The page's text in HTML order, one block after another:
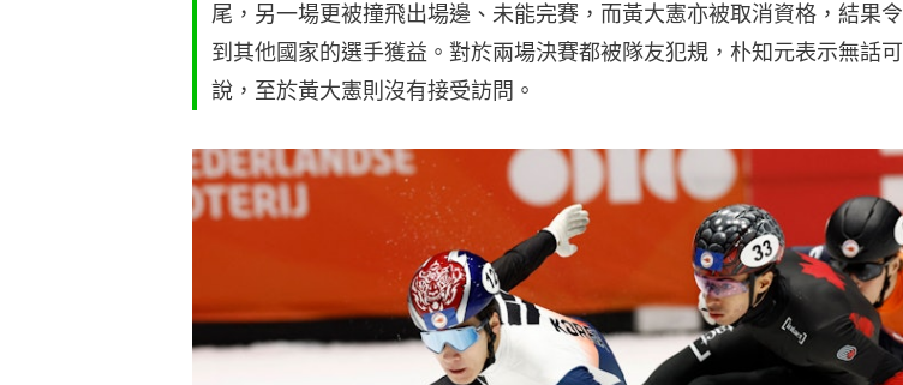
尾，另一場更被撞飛出場邊、未能完賽，而黃大憲亦被取消資格，結果令
到其他國家的選手獲益。對於兩場決賽都被隊友犯規，朴知元表示無話可
說，至於黃大憲則沒有接受訪問。